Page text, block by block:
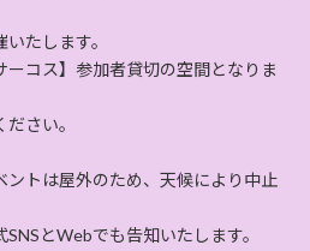
たします。
コス】参加者貸切の空間となりま
さい。
トは屋外のため、天候により中止
とWebでも告知いたします。